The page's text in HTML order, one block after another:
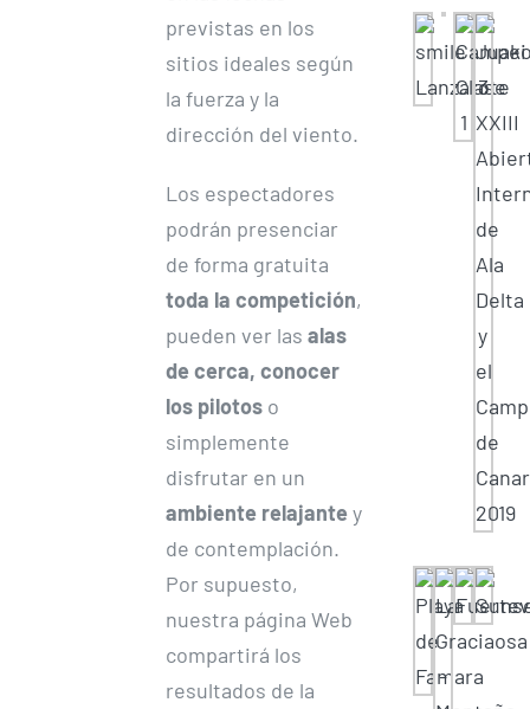
previstas en los
sitios ideales según
la fuerza y la
dirección del viento.
Los espectadores
podrán presenciar
de forma gratuita
toda la competición,
pueden ver las alas
de cerca, conocer
los pilotoso
simplemente
disfrutar en un
ambiente relajante y
de contemplación.
Por supuesto,
nuestra página Web
compartirá los
resultados de la